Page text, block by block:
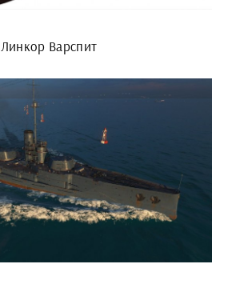
Линкор Варспит